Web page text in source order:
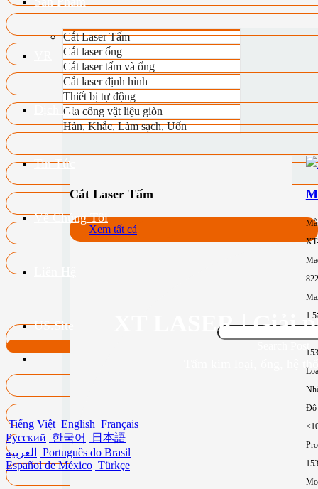
Cắt Laser Tấm
Cắt laser ống
Cắt laser tấm và ống
Cắt laser định hình
Thiết bị tự động
Gia công vật liệu giòn
Hàn, Khắc, Làm sạch, Uốn
Cắt Laser Tấm
Xem tất cả
Độ
Dịch Vụ
Tin Tức
Về Chúng Tôi
Liên Hệ
US.Site
Tiếng Việt English Français
Русский 한국어
日本語
العربية
Português do Brasil
Español de México Türkçe
Search Post
XT LASER | Giải